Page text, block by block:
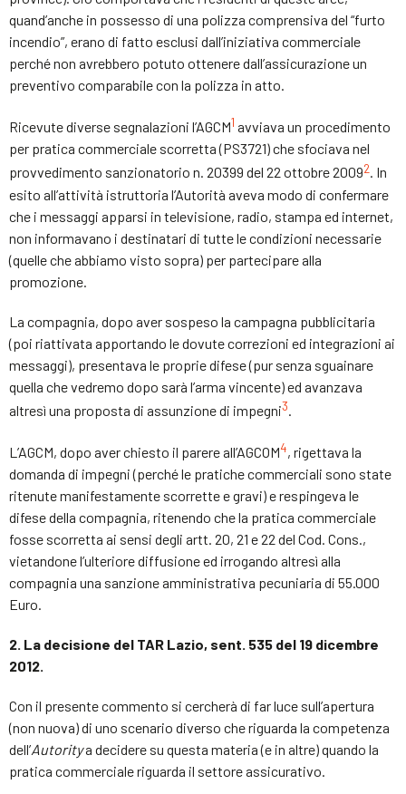
quand’anche in possesso di una polizza comprensiva del “furto
incendio”, erano di fatto esclusi dall’iniziativa commerciale
perché non avrebbero potuto ottenere dall’assicurazione un
preventivo comparabile con la polizza in atto.
Ricevute diverse segnalazioni l’AGCM1 avviava un procedimento
per pratica commerciale scorretta (PS3721) che sfociava nel
provvedimento sanzionatorio n. 20399 del 22 ottobre 20092. In
esito all’attività istruttoria l’Autorità aveva modo di confermare
che i messaggi apparsi in televisione, radio, stampa ed internet,
non informavano i destinatari di tutte le condizioni necessarie
(quelle che abbiamo visto sopra) per partecipare alla
promozione.
La compagnia, dopo aver sospeso la campagna pubblicitaria
(poi riattivata apportando le dovute correzioni ed integrazioni ai
messaggi), presentava le proprie difese (pur senza sguainare
quella che vedremo dopo sarà l’arma vincente) ed avanzava
altresì una proposta di assunzione di impegni3.
L’AGCM, dopo aver chiesto il parere all’AGCOM4, rigettava la
domanda di impegni (perché le pratiche commerciali sono state
ritenute manifestamente scorrette e gravi) e respingeva le
difese della compagnia, ritenendo che la pratica commerciale
fosse scorretta ai sensi degli artt. 20, 21 e 22 del Cod. Cons.,
vietandone l’ulteriore diffusione ed irrogando altresì alla
compagnia una sanzione amministrativa pecuniaria di 55.000
Euro.
2. La decisione del TAR Lazio, sent. 535 del 19 dicembre
2012.
Con il presente commento si cercherà di far luce sull’apertura
(non nuova) di uno scenario diverso che riguarda la competenza
dell’Autoritya decidere su questa materia (e in altre) quando la
pratica commerciale riguarda il settore assicurativo.